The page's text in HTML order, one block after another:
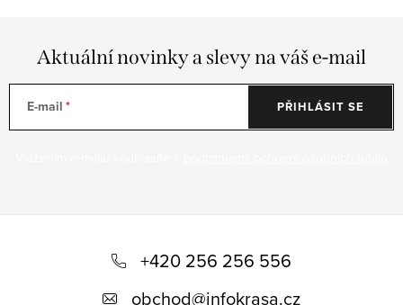
Aktuální novinky a slevy na váš e-mail
E-mail PŘIHLÁSIT SE
+420 256 256 556
obchod@infokrasa.cz